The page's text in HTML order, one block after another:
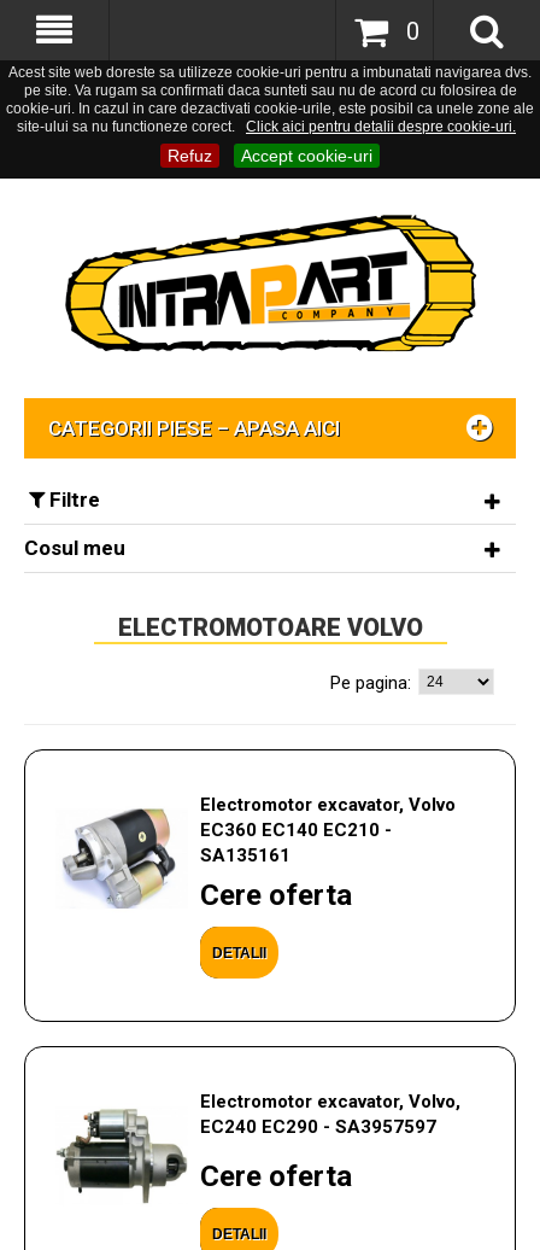
Acest site web doreste sa utilizeze cookie-uri pentru a imbunatati navigarea dvs.
pe site. Va rugam sa confirmati daca sunteti sau nu de acord cu folosirea de
cookie-uri. In cazul in care dezactivati cookie-urile, este posibil ca unele zone ale
site-ului sa nu functioneze corect.
Click aici pentru detalii despre cookie-uri.
Refuz Accept cookie-uri
0
CATEGORII PIESE – APASA AICI
Filtre
Cosul meu
ELECTROMOTOARE VOLVO
Pe pagina:
Electromotor excavator, Volvo
EC360 EC140 EC210 -
SA135161
Cere oferta
DETALII
Electromotor excavator, Volvo,
EC240 EC290 - SA3957597
Cere oferta
DETALII